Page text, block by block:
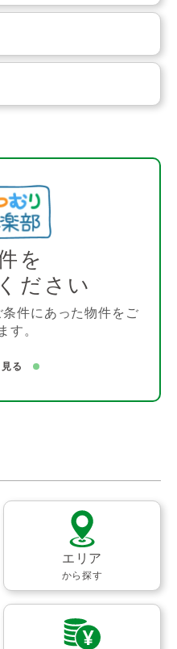
を
ださい
件にあった物件をご
す。
る
エリア
から探す